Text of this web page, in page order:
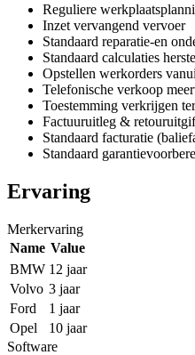
Reguliere
Inzet vervangend vervoer
Standaard reparatie-en
Standaard calculaties
Opstellen werkorders
Telefonische verkoop
Toestemming verkrijgen
Factuuruitleg &
Standaard facturatie
Standaard
Ervaring
Merkervaring
Name Value
BMW 12 jaar
Volvo 3 jaar
Ford
1 jaar
Opel
10 jaar
Software